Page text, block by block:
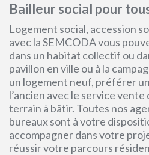
Bailleur social pour
Logement social, accession
avec la SEMCODA vous
dans un habitat collectif ou
pavillon en ville ou à la
un logement neuf, préférer
l’ancien avec le service
terrain à bâtir. Toutes nos
bureaux sont à votre
accompagner dans votre
réussir votre parcours